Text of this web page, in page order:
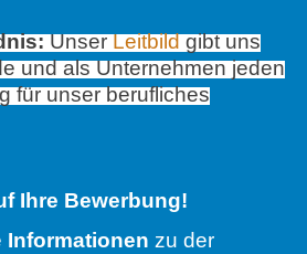
UnserLeitbildgibt uns
und als Unternehmen jeden
für unser berufliches
Ihre Bewerbung!
Informationen zu der